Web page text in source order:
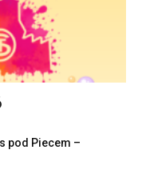
pod Piecem –